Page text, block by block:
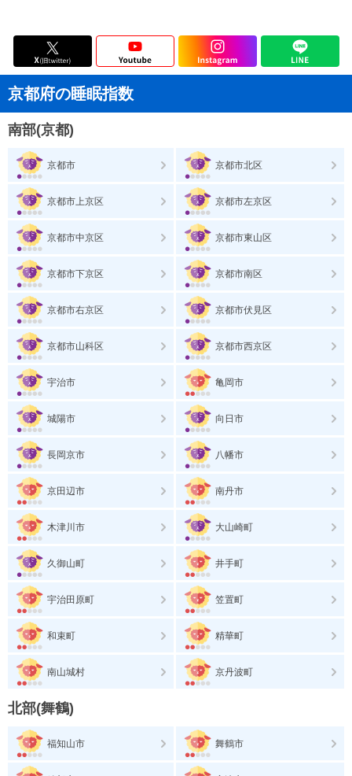
京都府の睡眠指数
南部(京都)
京都市 京都市北区
京都市上京区 京都市左京区
京都市中京区 京都市東山区
京都市下京区 京都市南区
京都市右京区 京都市伏見区
京都市山科区 京都市西京区
宇治市 亀岡市
城陽市 向日市
長岡京市 八幡市
京田辺市 南丹市
木津川市 大山崎町
久御山町 井手町
宇治田原町 笠置町
和束町 精華町
南山城村 京丹波町
北部(舞鶴)
福知山市 舞鶴市